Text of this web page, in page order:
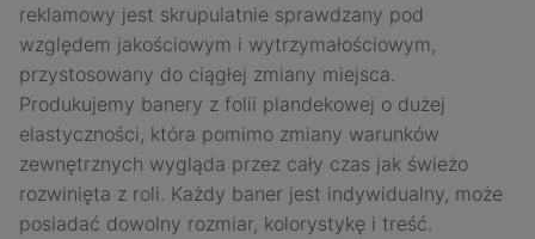
reklamowy jest skrupulatnie sprawdzany pod
względem jakościowym i wytrzymałościowym,
przystosowany do ciągłej zmiany miejsca.
Produkujemy banery z folii plandekowej o dużej
elastyczności, która pomimo zmiany warunków
zewnętrznych wygląda przez cały czas jak świeżo
rozwinięta z roli. Każdy baner jest indywidualny, może
posiadać dowolny rozmiar, kolorystykę i treść.